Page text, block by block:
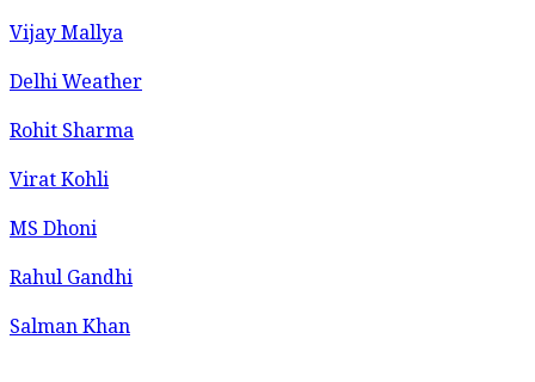
Vijay Mallya
Delhi Weather
Rohit Sharma
Virat Kohli
MS Dhoni
Rahul Gandhi
Salman Khan